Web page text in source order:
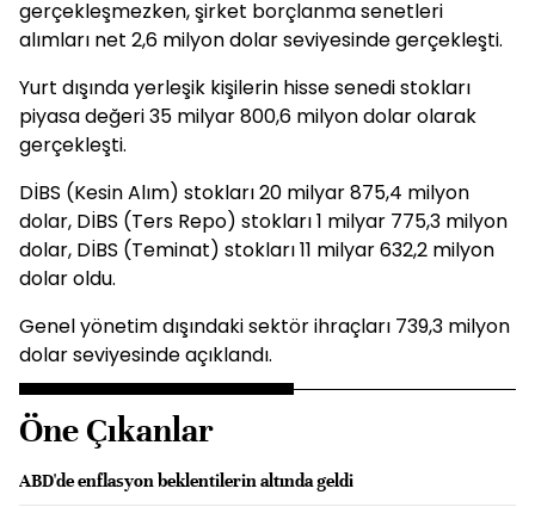
gerçekleşmezken, şirket borçlanma senetleri
alımları net 2,6 milyon dolar seviyesinde gerçekleşti.
Yurt dışında yerleşik kişilerin hisse senedi stokları
piyasa değeri 35 milyar 800,6 milyon dolar olarak
gerçekleşti.
DİBS (Kesin Alım) stokları 20 milyar 875,4 milyon
dolar, DİBS (Ters Repo) stokları 1 milyar 775,3 milyon
dolar, DİBS (Teminat) stokları 11 milyar 632,2 milyon
dolar oldu.
Genel yönetim dışındaki sektör ihraçları 739,3 milyon
dolar seviyesinde açıklandı.
Öne Çıkanlar
ABD'de enflasyon beklentilerin altında geldi